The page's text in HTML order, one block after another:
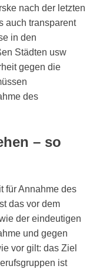
nach der letzten
auch transparent
in den
Städten usw
gegen die
des
– so
für Annahme des
das vor dem
der eindeutigen
und gegen
vor gilt: das Ziel
ist